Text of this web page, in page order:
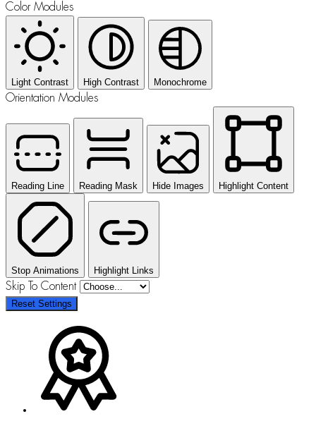
Color Modules
Light Contrast High Contrast Monochrome
Orientation Modules
Reading Line Reading Mask Hide Images Highlight Content
Stop Animations Highlight Links
Skip To Content
Reset Settings